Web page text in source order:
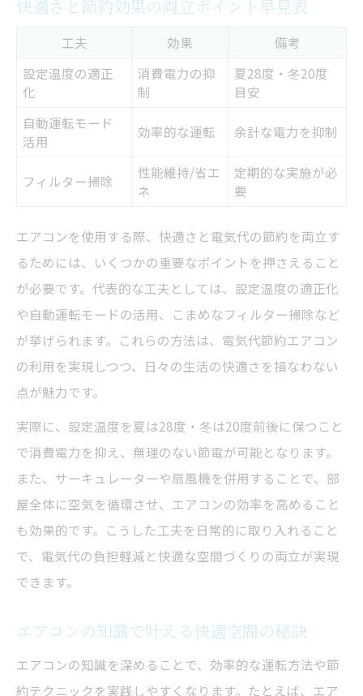
快適さと節約効果の両立ポイント早見表
工夫 効果
備考
設定温度の適正
化
消費電力の抑
制
夏28度・冬20度
目安
自動運転モード
活用
効率的な運転 余計な電力を抑制
フィルター掃除
性能維持/省エ
ネ
定期的な実施が必
要
エアコンを使用する際、快適さと電気代の節約を両立す
るためには、いくつかの重要なポイントを押さえること
が必要です。代表的な工夫としては、設定温度の適正化
や自動運転モードの活用、こまめなフィルター掃除など
が挙げられます。これらの方法は、電気代節約エアコン
の利用を実現しつつ、日々の生活の快適さを損なわない
点が魅力です。
実際に、設定温度を夏は28度・冬は20度前後に保つこと
で消費電力を抑え、無理のない節電が可能となります。
また、サーキュレーターや扇風機を併用することで、部
屋全体に空気を循環させ、エアコンの効率を高めること
も効果的です。こうした工夫を日常的に取り入れること
で、電気代の負担軽減と快適な空間づくりの両立が実現
できます。
エアコンの知識で叶える快適空間の秘訣
エアコンの知識を深めることで、効率的な運転方法や節
約テクニックを実践しやすくなります。たとえば、エア